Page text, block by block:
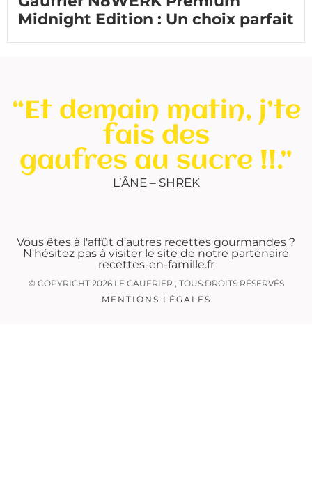
Midnight Edition : Un choix parfait
“Et demain matin, j’te
fais des
gaufres au sucre !!.”
L’ÂNE – SHREK
Vous êtes à l'affût d'autres recettes gourmandes ?
N'hésitez pas à visiter le site de notre partenaire
recettes-en-famille.fr
© COPYRIGHT 2026 LE GAUFRIER , TOUS DROITS RÉSERVÉS
MENTIONS LÉGALES